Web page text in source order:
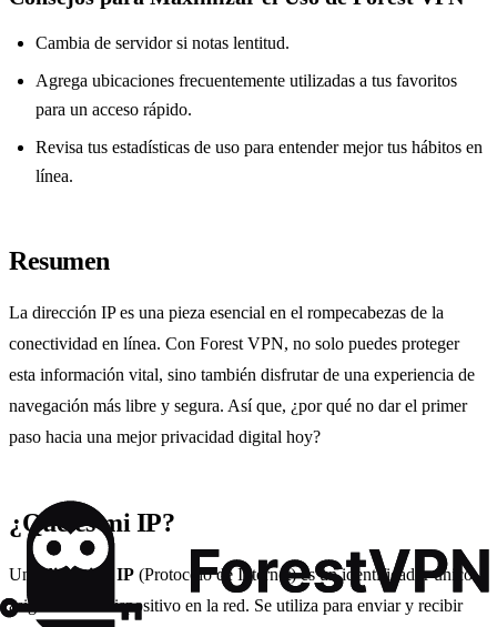
Cambia de servidor si notas lentitud.
Agrega ubicaciones frecuentemente utilizadas a tus favoritos
para un acceso rápido.
Revisa tus estadísticas de uso para entender mejor tus hábitos en
línea.
Resumen
La dirección IP es una pieza esencial en el rompecabezas de la
conectividad en línea. Con Forest VPN, no solo puedes proteger
esta información vital, sino también disfrutar de una experiencia de
navegación más libre y segura. Así que, ¿por qué no dar el primer
paso hacia una mejor privacidad digital hoy?
¿Qué es mi IP?
Una dirección IP (Protocolo de Internet) es un identificador único
asignado a tu dispositivo en la red. Se utiliza para enviar y recibir